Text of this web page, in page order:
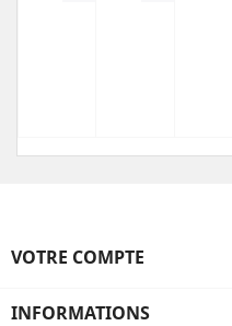
VOTRE COMPTE
INFORMATIONS